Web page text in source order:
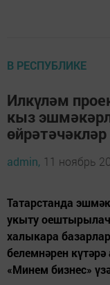
В РЕСПУБЛИКЕ
Илкүләм
кыз
өйрәтәчәкләр
admin, 11 ноябрь
Татарстанда
укыту
халыкара
белемнәрен
«Минем бизнес»